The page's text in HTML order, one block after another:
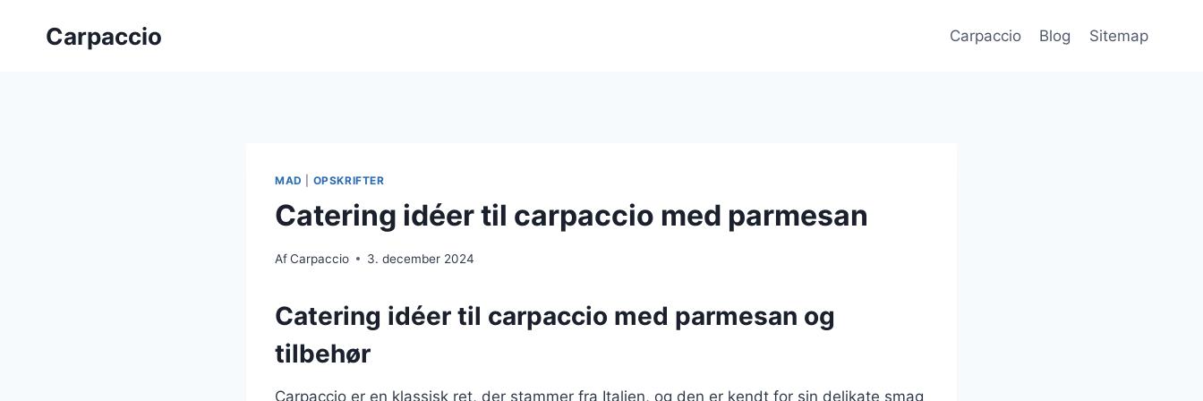
Carpaccio Carpaccio Blog Sitemap
MAD OPSKRIFTER
Catering idéer til carpaccio med parmesan
AfCarpaccio 3. december 2024
Catering idéer til carpaccio med parmesan og
tilbehør
Carpaccio er en klassisk ret, der stammer fra Italien, og den er kendt for sin delikate smag